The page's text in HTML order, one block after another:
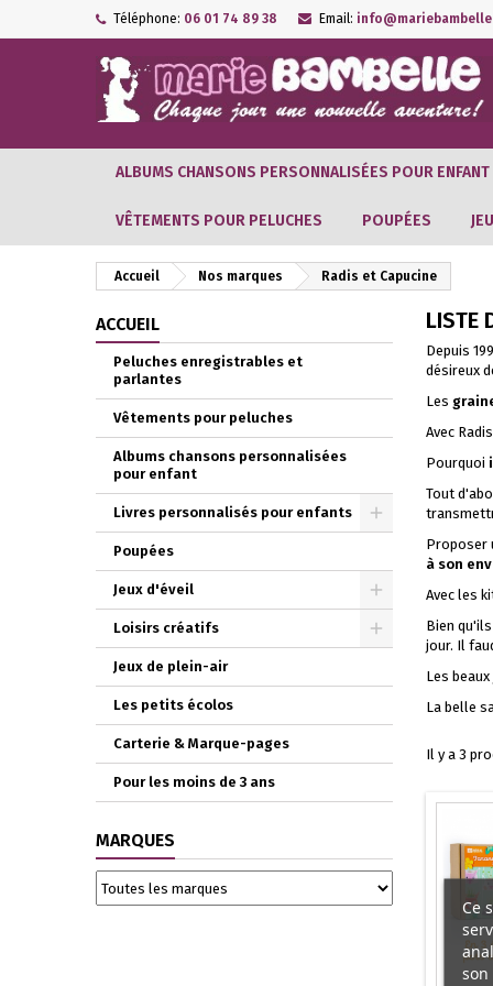
Téléphone: 06 01 74 89 38 Email:
ALBUMS CHANSONS PERSONNALISÉES POUR ENFANT
VÊTEMENTS POUR PELUCHES POUPÉES
Accueil Nos marques Radis et Capucine
ACCUEIL
Peluches enregistrables et
parlantes
Vêtements pour peluches
Albums chansons personnalisées
pour enfant
Livres personnalisés pour enfants
Poupées
Jeux d'éveil
Loisirs créatifs
Jeux de plein-air
Les petits écolos
Carterie & Marque-pages
Pour les moins de 3 ans
MARQUES
LISTE
Depuis
désireux
Les
Avec
Pourquoi
Tout
Proposer
à son
Avec les
Bien
jour. Il
Les
La belle
Il y a 3
Ce
son